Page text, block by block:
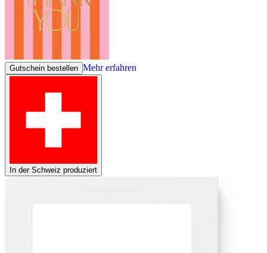
Gutschein bestellen Mehr erfahren
In der Schweiz produziert